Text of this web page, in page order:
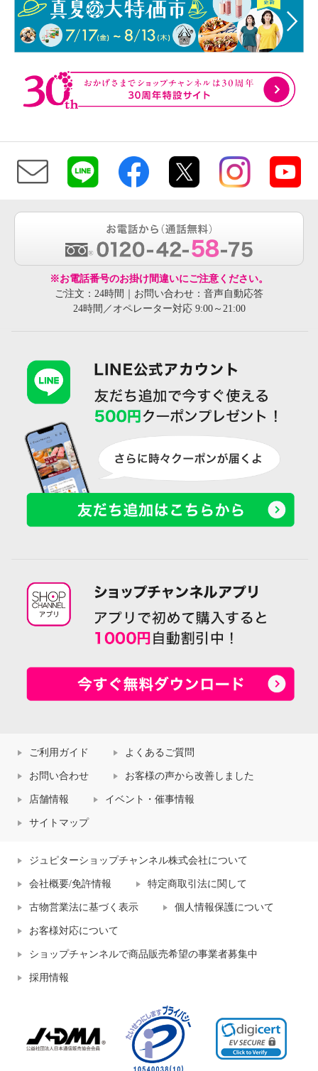
※お電話番号のお掛け間違いにご注意ください。
ご注文：24時間｜お問い合わせ：音声自動応答
24時間／オペレーター対応 9:00～21:00
ご利用ガイド よくあるご質問
お問い合わせ お客様の声から改善しました
店舗情報 イベント・催事情報
サイトマップ
ジュピターショップチャンネル株式会社について
会社概要/免許情報 特定商取引法に関して
古物営業法に基づく表示 個人情報保護について
お客様対応について
ショップチャンネルで商品販売希望の事業者募集中
採用情報